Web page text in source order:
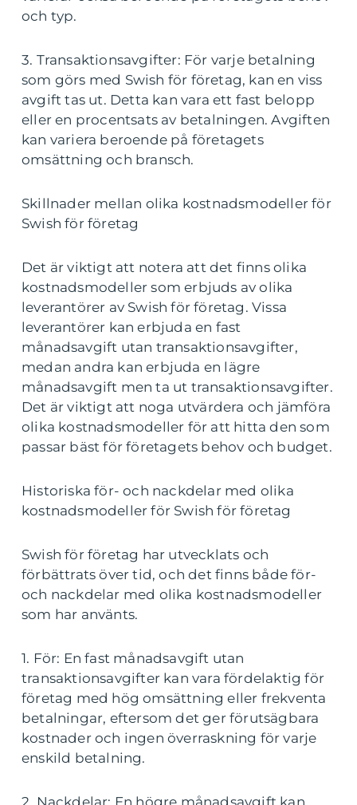
och typ.
3. Transaktionsavgifter: För varje betalning
som görs med Swish för företag, kan en viss
avgift tas ut. Detta kan vara ett fast belopp
eller en procentsats av betalningen. Avgiften
kan variera beroende på företagets
omsättning och bransch.
Skillnader mellan olika kostnadsmodeller för
Swish för företag
Det är viktigt att notera att det finns olika
kostnadsmodeller som erbjuds av olika
leverantörer av Swish för företag. Vissa
leverantörer kan erbjuda en fast
månadsavgift utan transaktionsavgifter,
medan andra kan erbjuda en lägre
månadsavgift men ta ut transaktionsavgifter.
Det är viktigt att noga utvärdera och jämföra
olika kostnadsmodeller för att hitta den som
passar bäst för företagets behov och budget.
Historiska för- och nackdelar med olika
kostnadsmodeller för Swish för företag
Swish för företag har utvecklats och
förbättrats över tid, och det finns både för-
och nackdelar med olika kostnadsmodeller
som har använts.
1. För: En fast månadsavgift utan
transaktionsavgifter kan vara fördelaktig för
företag med hög omsättning eller frekventa
betalningar, eftersom det ger förutsägbara
kostnader och ingen överraskning för varje
enskild betalning.